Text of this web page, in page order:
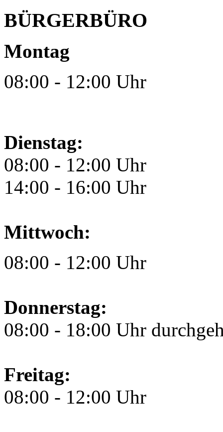
BÜRGERBÜRO
Montag
08:00 - 12:00 Uhr
Dienstag:
08:00 - 12:00 Uhr
14:00 - 16:00 Uhr
Mittwoch:
08:00 - 12:00 Uhr
Donnerstag:
08:00 - 18:00 Uhr
Freitag:
08:00 - 12:00 Uhr